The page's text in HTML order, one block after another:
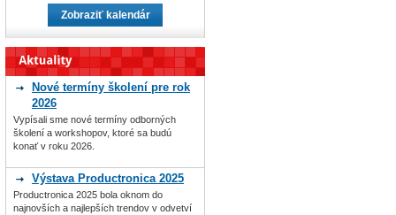
Zobraziť kalendár
Nové termíny školení pre rok
2026
Vypísali sme nové termíny odborných
školení a workshopov, ktoré sa budú
konať v roku 2026.
Výstava Productronica 2025
Productronica 2025 bola oknom do
najnovších a najlepších trendov v odvetví